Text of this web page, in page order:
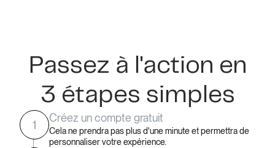
Passez à l'action en
3 étapes simples
1
Créez un compte gratuit
Cela ne prendra pas plus d'une minute et permettra de
personnaliser votre expérience.